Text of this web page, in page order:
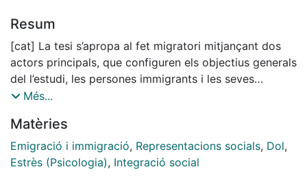
Resum
[cat] La tesi s’apropa al fet migratori mitjançant dos
actors principals, que configuren els objectius generals
del l’estudi, les persones immigrants i les seves
trajectòries i els treballadors socials que sovint els
disciplines diverses, com la psicoanàlisi, en concret les
nocions d’imaginari i de dol; l’estrès, concepte extern
al cos teòric esmentat i referit a les modificacions
Més...
Matèries
Emigració i immigració, Representacions socials, Dol,
Estrès (Psicologia), Integració social